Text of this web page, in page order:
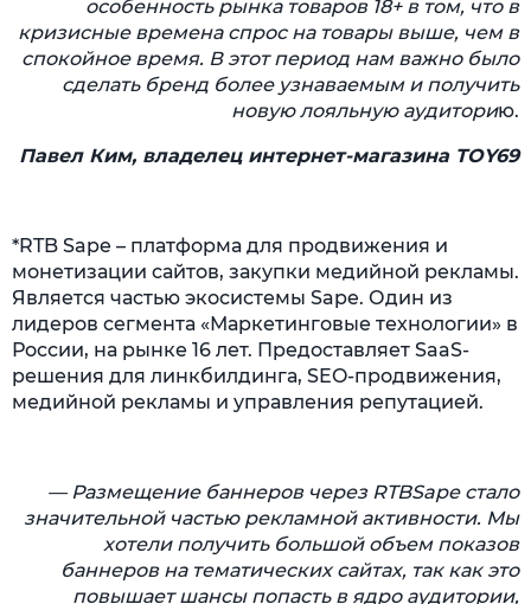
особенность рынка товаров 18+ в том, что в
кризисные времена спрос на товары выше, чем в
спокойное время. В этот период нам важно было
сделать бренд более узнаваемым и получить
новую лояльную аудиторию.
Павел Ким, владелец интернет-магазина TOY69
*RTB Sape – платформа для продвижения и
монетизации сайтов, закупки медийной рекламы.
Является частью экосистемы Sape. Один из
лидеров сегмента «Маркетинговые технологии» в
России, на рынке 16 лет. Предоставляет SaaS-
решения для линкбилдинга, SEO-продвижения,
медийной рекламы и управления репутацией.
— Размещение баннеров через RTBSape стало
значительной частью рекламной активности. Мы
хотели получить большой объем показов
баннеров на тематических сайтах, так как это
повышает шансы попасть в ядро аудитории,